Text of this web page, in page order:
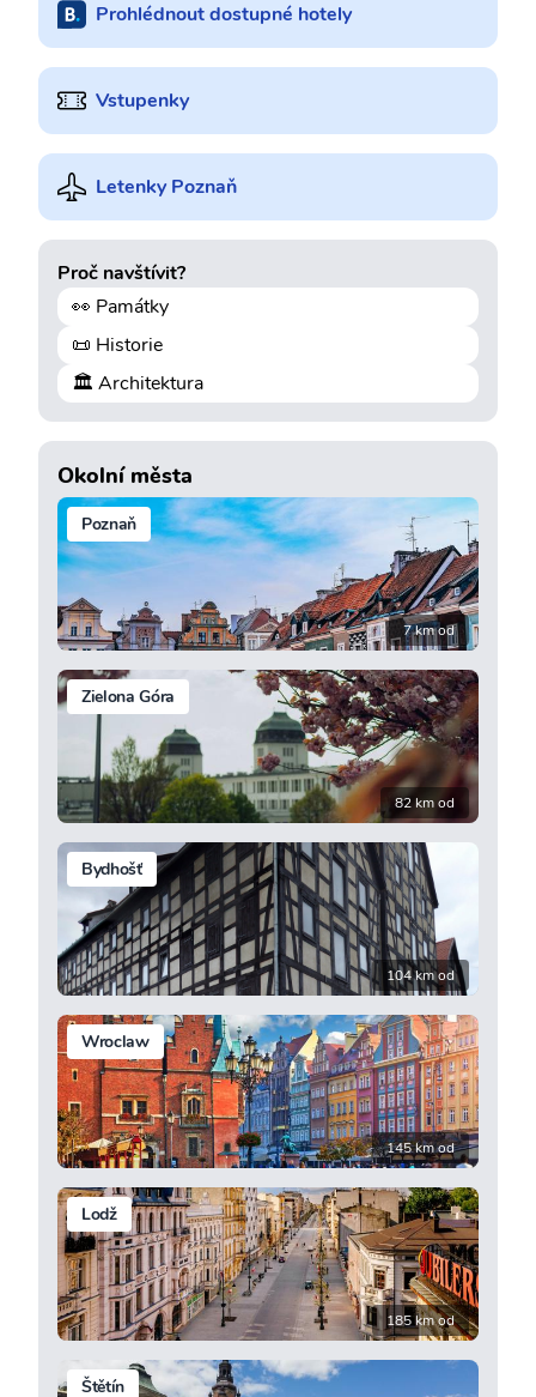
Prohlédnout dostupné hotely
Vstupenky
Letenky Poznaň
Proč navštívit?
👀 Památky
📜 Historie
🏛️ Architektura
Okolní města
Poznaň
7 km od
Zielona Góra
82 km od
Bydhošť
104 km od
Wroclaw
145 km od
Lodž
185 km od
Štětín